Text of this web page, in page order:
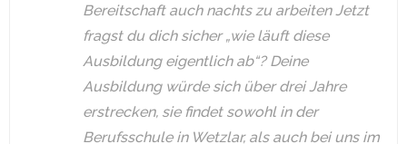
Bereitschaft auch nachts zu arbeiten Jetzt
fragst du dich sicher „wie läuft diese
Ausbildung eigentlich ab“? Deine
Ausbildung würde sich über drei Jahre
erstrecken, sie findet sowohl in der
Berufsschule in Wetzlar, als auch bei uns im